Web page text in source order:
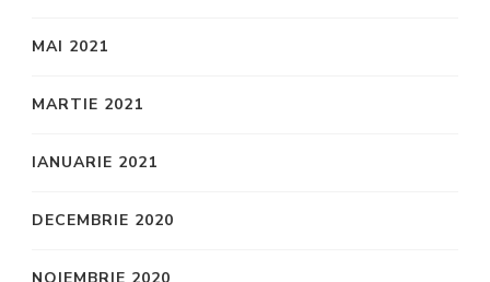
MAI 2021
MARTIE 2021
IANUARIE 2021
DECEMBRIE 2020